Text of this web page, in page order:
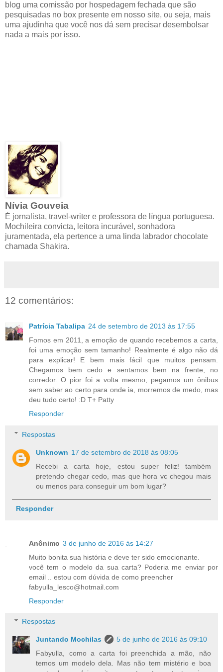
blog uma comissão por hospedagem fechada que são
pesquisadas no box presente em nosso site, ou seja, mais
uma ajudinha que você nos dá sem precisar desembolsar
nada a mais por isso.
Nívia Gouveia
É jornalista, travel-writer e professora de língua portuguesa.
Mochileira convicta, leitora incurável, sonhadora
juramentada, ela pertence a uma linda labrador chocolate
chamada Shakira.
12 comentários:
Patrícia Tabalipa 24 de setembro de 2013 às 17:55
Fomos em 2011, a emoção de quando recebemos a carta,
foi uma emoção sem tamanho! Realmente é algo não dá
para explicar! E bem mais fácil que muitos pensam.
Chegamos bem cedo e sentamos bem na frente, no
corredor. O pior foi a volta mesmo, pegamos um ônibus
sem saber ao certo para onde ia, morremos de medo, mas
deu tudo certo! :D T+ Patty
Responder
Respostas
Unknown 17 de setembro de 2018 às 08:05
Recebi a carta hoje, estou super feliz! também
pretendo chegar cedo, mas que hora vc chegou mais
ou menos para conseguir um bom lugar?
Responder
Anônimo 3 de junho de 2016 às 14:27
Muito bonita sua história e deve ter sido emocionante.
você tem o modelo da sua carta? Poderia me enviar por
email .. estou com dúvida de como preencher
fabyulla_lesco@hotmail.com
Responder
Respostas
Juntando Mochilas
5 de junho de 2016 às 09:10
Fabyulla, como a carta foi preenchida a mão, não
temos um modelo dela. Mas não tem mistério e boa